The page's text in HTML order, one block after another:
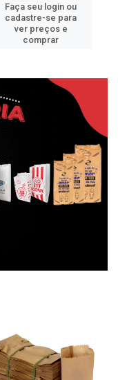
Faça seu login ou
cadastre-se para
ver preços e
comprar